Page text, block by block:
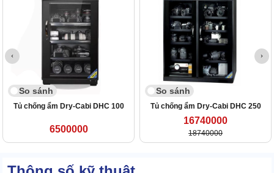
So sánh
Tủ chống ẩm Dry-Cabi DHC 100
6500000
So sánh
Tủ chống ẩm Dry-Cabi DHC 250
16740000
18740000